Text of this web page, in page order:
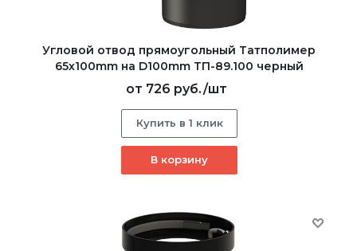
Угловой отвод прямоугольный Татполимер
65х100mm на D100mm ТП-89.100 черный
от 726 руб./шт
Купить в 1 клик
В корзину